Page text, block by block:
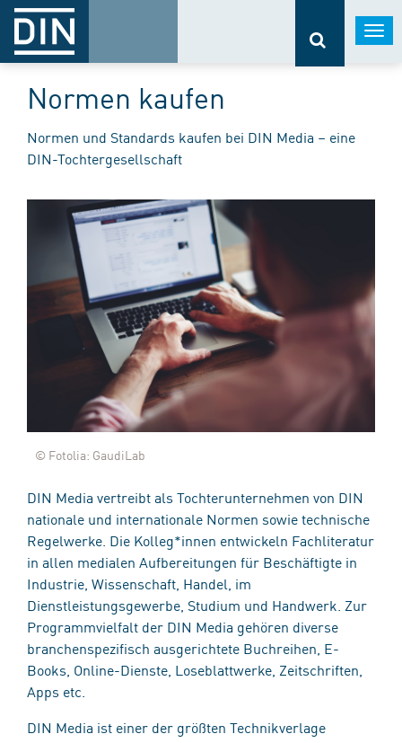
Normen kaufen
Normen und Standards kaufen bei DIN Media – eine
DIN-Tochtergesellschaft
© Fotolia: GaudiLab
DIN Media vertreibt als Tochterunternehmen von DIN
nationale und internationale Normen sowie technische
Regelwerke. Die Kolleg*innen entwickeln Fachliteratur
in allen medialen Aufbereitungen für Beschäftigte in
Industrie, Wissenschaft, Handel, im
Dienstleistungsgewerbe, Studium und Handwerk. Zur
Programmvielfalt der DIN Media gehören diverse
branchenspezifisch ausgerichtete Buchreihen, E-
Books, Online-Dienste, Loseblattwerke, Zeitschriften,
Apps etc.
DIN Media ist einer der größten Technikverlage